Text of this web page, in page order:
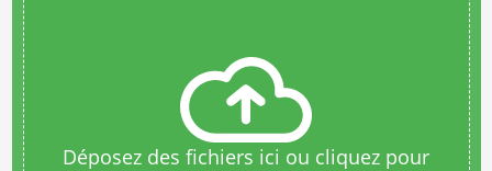
Déposez des fichiers ici ou cliquez pour